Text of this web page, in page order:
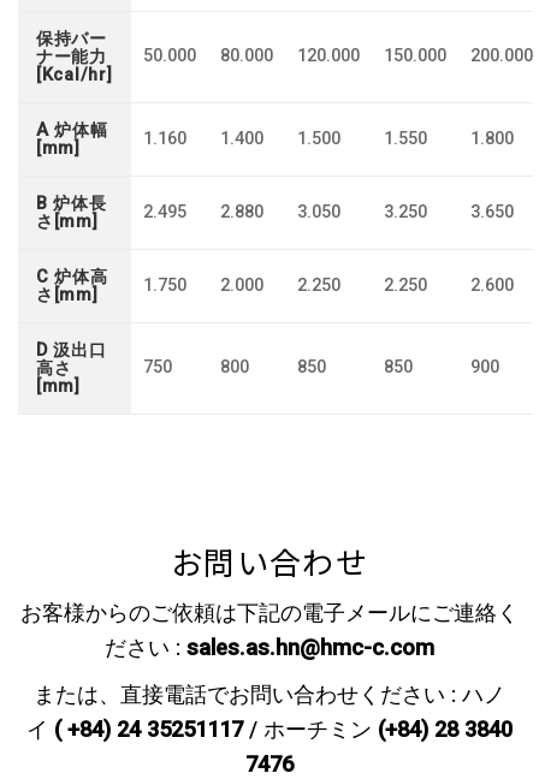
保持バー
ナー能力
[Kcal/hr]
50.000 80.000 120.000 150.000 200.000
A 炉体幅
[mm]
1.160 1.400 1.500 1.550 1.800
B 炉体長
さ[mm]
2.495 2.880 3.050 3.250 3.650
C 炉体高
さ[mm]
1.750 2.000 2.250 2.250 2.600
D 汲出口
高さ
[mm]
750 800 850 850 900
お問い合わせ
お客様からのご依頼は下記の電子メールにご連絡く
ださい : sales.as.hn@hmc-c.com
または、直接電話でお問い合わせください : ハノ
イ ( +84) 24 35251117/ ホーチミン (+84) 28 3840
7476